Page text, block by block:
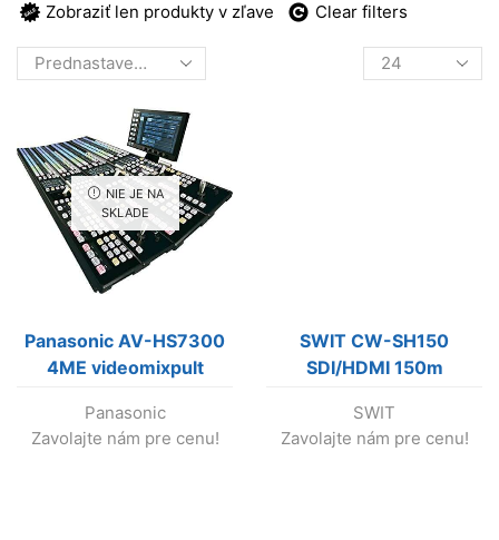
Zobraziť len produkty v zľave Clear filters
Products
per
NIE JE NA
SKLADE
Panasonic AV-HS7300
4ME videomixpult
Panasonic
Zavolajte nám pre cenu!
SWIT CW-SH150
SDI/HDMI 150m
SWIT
Zavolajte nám pre cenu!